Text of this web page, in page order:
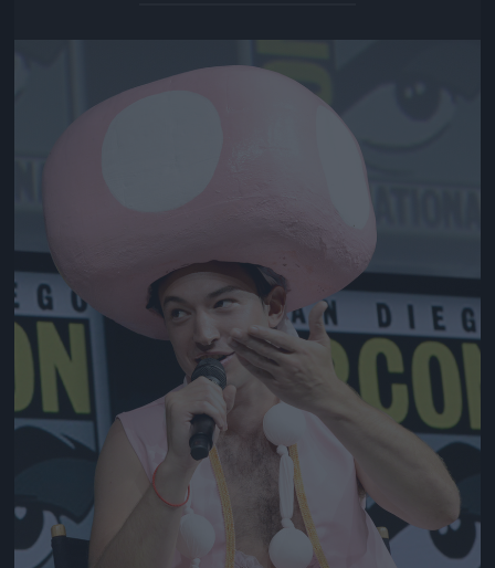
Jön még kép!